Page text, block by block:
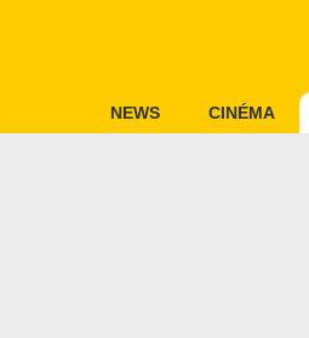
NEWS CINÉMA